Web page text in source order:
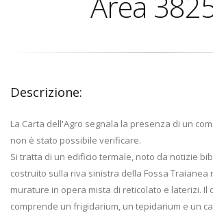
Descrizione:
La Carta dell'Agro segnala la presenza di un
non è stato possibile verificare.
Si tratta di un edificio termale, noto da notizie
costruito sulla riva sinistra della Fossa Traianea
murature in opera mista di reticolato e laterizi. Il
comprende un frigidarium, un tepidarium e un